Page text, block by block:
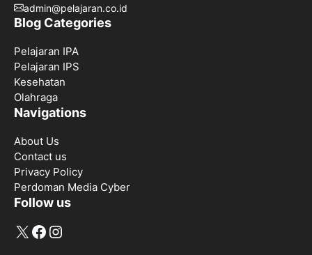
admin@pelajaran.co.id
Blog Categories
Pelajaran IPA
Pelajaran IPS
Kesehatan
Olahraga
Navigations
About Us
Contact us
Privacy Policy
Perdoman Media Cyber
Follow us
X Facebook
Instagram